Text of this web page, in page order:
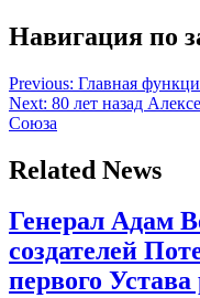
Навигация по
Previous: Главная
Next: 80 лет назад
Союза
Related News
Генерал Адам
создателей
первого